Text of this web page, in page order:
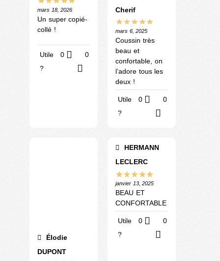
mars 18, 2026
Un super copié-
collé !
Utile
?
0 0
Cherif
mars 6, 2025
Coussin très
beau et
confortable, on
l’adore tous les
deux !
Utile
?
0 0
Élodie
DUPONT
HERMANN
LECLERC
janvier 13, 2025
BEAU ET
CONFORTABLE
Utile
?
0 0